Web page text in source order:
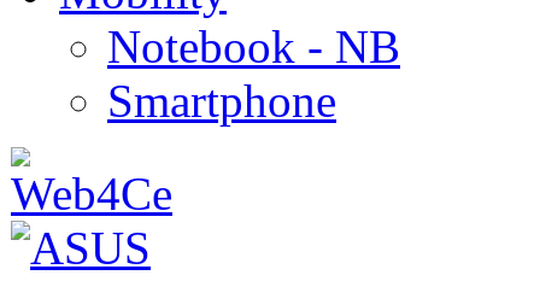
Notebook - NB
Smartphone